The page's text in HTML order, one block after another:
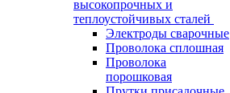
высокопрочных и
теплоустойчивых сталей
Электроды сварочные
Проволока сплошная
Проволока
порошковая